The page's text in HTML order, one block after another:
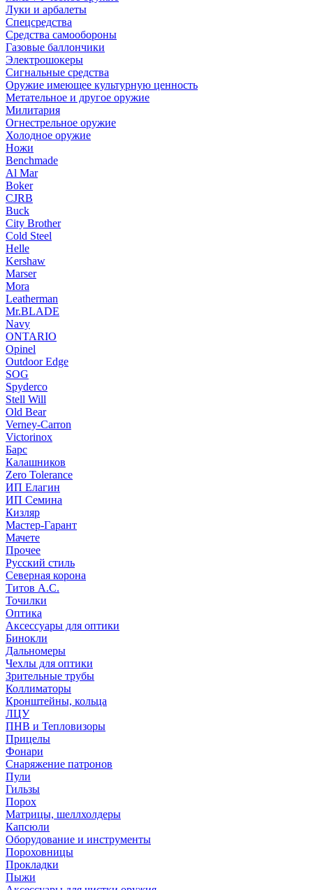
Луки и арбалеты
Спецсредства
Средства самообороны
Газовые баллончики
Электрошокеры
Сигнальные средства
Оружие имеющее культурную ценность
Метательное и другое оружие
Милитария
Огнестрельное оружие
Холодное оружие
Ножи
Benchmade
Al Mar
Boker
CJRB
Buck
City Brother
Cold Steel
Helle
Kershaw
Marser
Mora
Leatherman
Mr.BLADE
Navy
ONTARIO
Opinel
Outdoor Edge
SOG
Spyderco
Stell Will
Old Bear
Verney-Carron
Victorinox
Барс
Калашников
Zero Tolerance
ИП Елагин
ИП Семина
Кизляр
Мастер-Гарант
Мачете
Прочее
Русский стиль
Северная корона
Титов А.С.
Точилки
Оптика
Аксессуары для оптики
Бинокли
Дальномеры
Чехлы для оптики
Зрительные трубы
Коллиматоры
Кронштейны, кольца
ЛЦУ
ПНВ и Тепловизоры
Прицелы
Фонари
Снаряжение патронов
Пули
Гильзы
Порох
Матрицы, шеллхолдеры
Капсюли
Оборудование и инструменты
Пороховницы
Прокладки
Пыжи